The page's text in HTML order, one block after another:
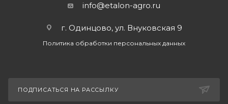
info@etalon-agro.ru
г. Одинцово, ул. Внуковская 9
Политика обработки персональных данных
ПОДПИСАТЬСЯ НА РАССЫЛКУ